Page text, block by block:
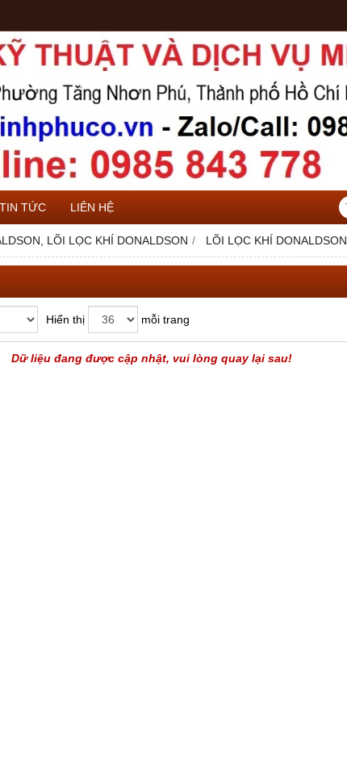
TIN TỨC LIÊN HỆ
LÕI LỌC KHÍ DONALDSON LÕI LỌC KHÍ DONALDSON
Hiển thị mỗi trang
Dữ liệu đang được cập nhật, vui lòng quay lại sau!